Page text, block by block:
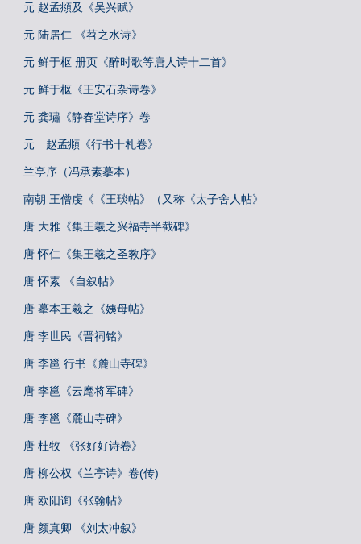
元 赵孟頫及《吴兴赋》
元 陆居仁 《苕之水诗》
元 鲜于枢 册页《醉时歌等唐人诗十二首》
元 鲜于枢《王安石杂诗卷》
元 龚璛《静春堂诗序》卷
元 赵孟頫《行书十札卷》
兰亭序（冯承素摹本）
南朝 王僧虔《《王琰帖》（又称《太子舍人帖》
唐 大雅《集王羲之兴福寺半截碑》
唐 怀仁《集王羲之圣教序》
唐 怀素 《自叙帖》
唐 摹本王羲之《姨母帖》
唐 李世民《晋祠铭》
唐 李邕 行书《麓山寺碑》
唐 李邕《云麾将军碑》
唐 李邕《麓山寺碑》
唐 杜牧 《张好好诗卷》
唐 柳公权《兰亭诗》卷(传)
唐 欧阳询《张翰帖》
唐 颜真卿 《刘太冲叙》